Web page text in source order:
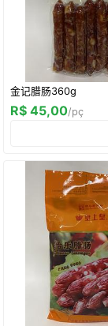
金记腊肠360g
R$ 45,00/pç